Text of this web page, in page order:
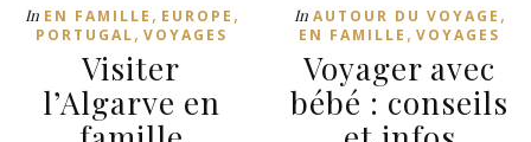
In EN FAMILLE , EUROPE ,
PORTUGAL, VOYAGES
Visiter
l’Algarve en
In AUTOUR DU VOYAGE ,
EN FAMILLE ,VOYAGES
Voyager avec
bébé : conseils